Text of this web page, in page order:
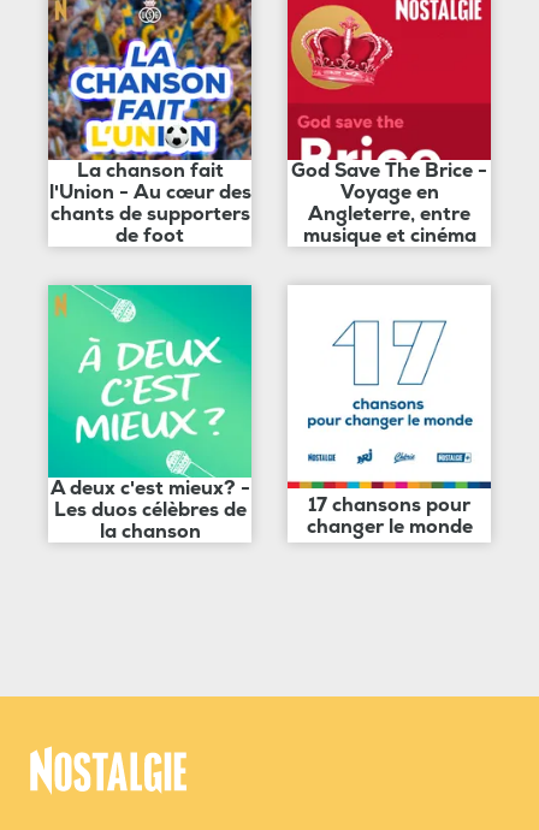
La chanson fait
l'Union - Au cœur des
chants de supporters
de foot
God Save The Brice -
Voyage en
Angleterre, entre
musique et cinéma
A deux c'est mieux? -
Les duos célèbres de
la chanson
17 chansons pour
changer le monde